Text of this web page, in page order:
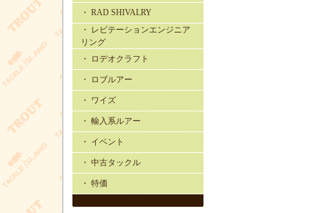
・ RAD SHIVALRY
・ レビテーションエンジニア
リング
・ ロデオクラフト
・ ロブルアー
・ ワイズ
・ 輸入系ルアー
・ イベント
・ 中古タックル
・ 特価